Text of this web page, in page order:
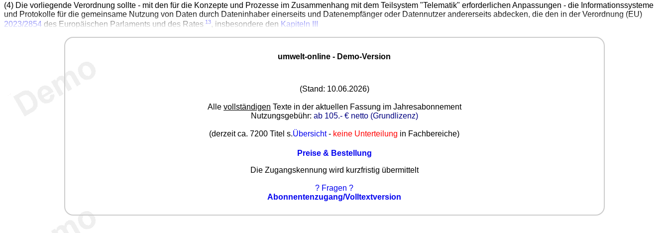
(4) Die vorliegende Verordnung sollte - mit den für die Konzepte und Prozesse im Zusammenhang mit dem Teilsystem "Telematik" erforderlichen Anpassungen - die Informationssysteme
und Protokolle für die gemeinsame Nutzung von Daten durch Dateninhaber einerseits und Datenempfänger oder Datennutzer andererseits abdecken, die den in der Verordnung (EU)
2023/2854 des Europäischen Parlaments und des Rates 13, insbesondere den Kapiteln III
umwelt-online - Demo-Version
(Stand: 10.06.2026)
Alle vollständigen Texte in der aktuellen Fassung im Jahresabonnement
Nutzungsgebühr: ab 105.- € netto (Grundlizenz)
(derzeit ca. 7200 Titel s.Übersicht- keine Unterteilung in Fachbereiche)
Preise & Bestellung
Die Zugangskennung wird kurzfristig übermittelt
? Fragen ?
Abonnentenzugang/Volltextversion